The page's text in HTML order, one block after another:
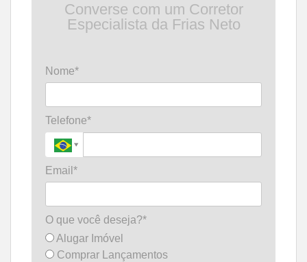
Converse com um Corretor
Especialista da Frias Neto
Nome*
Telefone*
Email*
O que você deseja?*
Alugar Imóvel
Comprar Lançamentos